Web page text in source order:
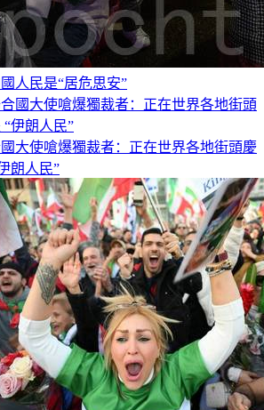
人民是“居危思安”
大使嗆爆獨裁者：正在世界各地街頭慶
朗人民”